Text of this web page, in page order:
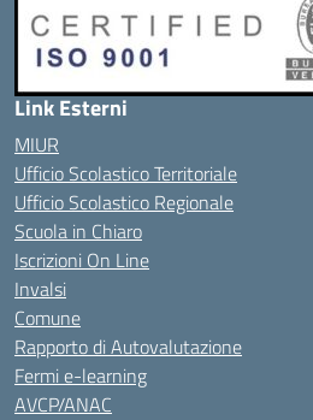
Link Esterni
MIUR
Ufficio Scolastico Territoriale
Ufficio Scolastico Regionale
Scuola in Chiaro
Iscrizioni On Line
Invalsi
Comune
Rapporto di Autovalutazione
Fermi e-learning
AVCP/ANAC